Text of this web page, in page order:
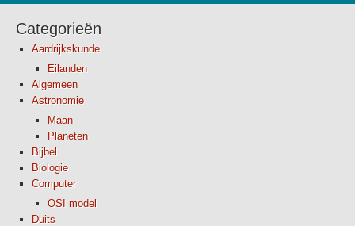
Categorieën
Aardrijkskunde
Eilanden
Algemeen
Astronomie
Maan
Planeten
Bijbel
Biologie
Computer
OSI model
Duits